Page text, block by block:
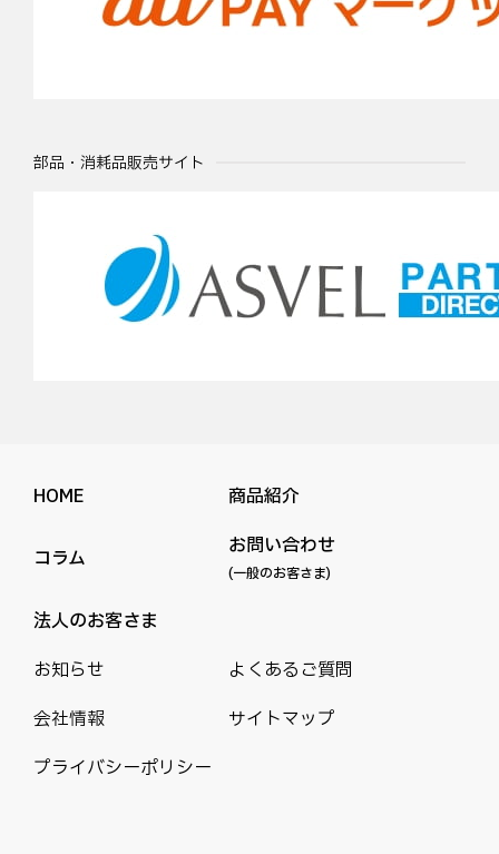
部品・消耗品販売サイト
HOME 商品紹介
コラム お問い合わせ
(一般のお客さま)
法人のお客さま
お知らせ
よくあるご質問
会社情報
サイトマップ
プライバシーポリシー